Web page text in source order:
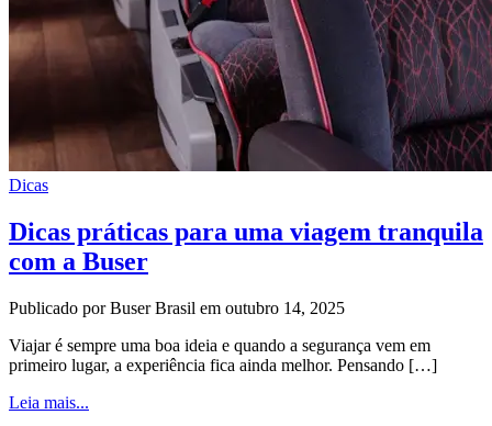
Dicas
Dicas práticas para uma viagem tranquila
com a Buser
Publicado por Buser Brasil em outubro 14, 2025
Viajar é sempre uma boa ideia e quando a segurança vem em
primeiro lugar, a experiência fica ainda melhor. Pensando […]
Leia mais...